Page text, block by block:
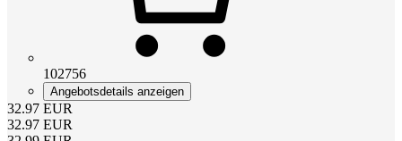
102756
Angebotsdetails anzeigen
32.97 EUR
32.97 EUR